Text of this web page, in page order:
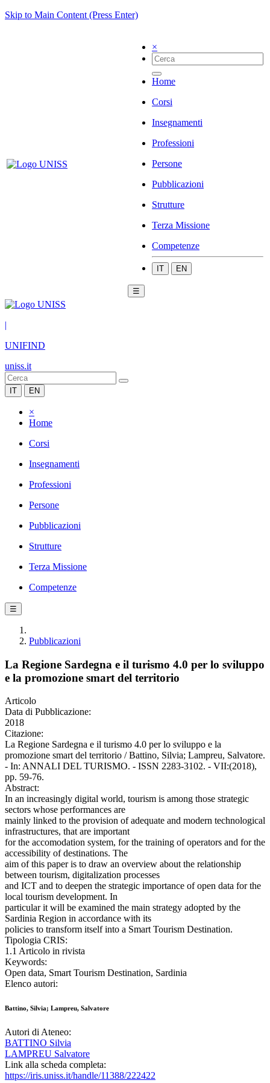
Skip to Main Content (Press Enter)
×
Home
Corsi
Insegnamenti
Professioni
Persone
Pubblicazioni
Strutture
Terza Missione
Competenze
IT EN
☰
|
UNIFIND
uniss.it
IT EN
×
Home
Corsi
Insegnamenti
Professioni
Persone
Pubblicazioni
Strutture
Terza Missione
Competenze
☰
Pubblicazioni
La Regione Sardegna e il turismo 4.0 per lo sviluppo
e la promozione smart del territorio
Articolo
Data di Pubblicazione:
2018
Citazione:
La Regione Sardegna e il turismo 4.0 per lo sviluppo e la
promozione smart del territorio / Battino, Silvia; Lampreu, Salvatore.
- In: ANNALI DEL TURISMO. - ISSN 2283-3102. - VII:(2018),
pp. 59-76.
Abstract:
In an increasingly digital world, tourism is among those strategic
sectors whose performances are
mainly linked to the provision of adequate and modern technological
infrastructures, that are important
for the accomodation system, for the training of operators and for the
accessibility of destinations. The
aim of this paper is to draw an overview about the relationship
between tourism, digitalization processes
and ICT and to deepen the strategic importance of open data for the
local tourism development. In
particular it will be examined the main strategy adopted by the
Sardinia Region in accordance with its
policies to transform itself into a Smart Tourism Destination.
Tipologia CRIS:
1.1 Articolo in rivista
Keywords:
Open data, Smart Tourism Destination, Sardinia
Elenco autori:
Battino, Silvia; Lampreu, Salvatore
Autori di Ateneo:
BATTINO Silvia
LAMPREU Salvatore
Link alla scheda completa:
https://iris.uniss.it/handle/11388/222422